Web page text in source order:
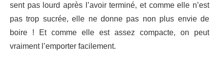
sent pas lourd après l’avoir terminé, et comme elle n’est
pas trop sucrée, elle ne donne pas non plus envie de
boire ! Et comme elle est assez compacte, on peut
vraiment l’emporter facilement.